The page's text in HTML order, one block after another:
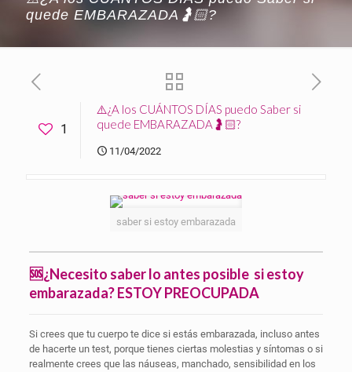
quede EMBARAZADA🤰🏻?
1
⚠️¿A los CUÁNTOS DÍAS puedo Saber si
quede EMBARAZADA🤰🏻?
11/04/2022
saber si estoy embarazada
🆘¿Necesito saber lo antes posible si estoy
embarazada? ESTOY PREOCUPADA
Si crees que tu cuerpo te dice si estás embarazada, incluso antes
de hacerte un test, porque tienes ciertas molestias y síntomas o si
realmente crees que las náuseas, manchado, sensibilidad en los